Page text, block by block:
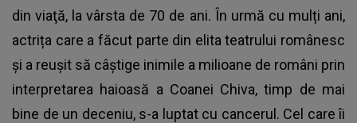
din viaţă, la vârsta de 70 de ani. În urmă cu mulți ani,
actrița care a făcut parte din elita teatrului românesc
și a reușit să câștige inimile a milioane de români prin
interpretarea haioasă a Coanei Chiva, timp de mai
bine de un deceniu, s-a luptat cu cancerul. Cel care îi